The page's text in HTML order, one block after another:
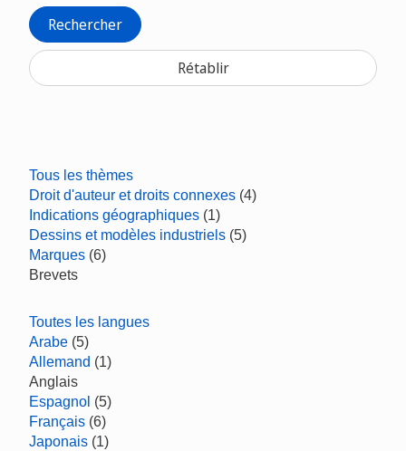
Rechercher
Rétablir
Tous les thèmes
Droit d'auteur et droits connexes (4)
Indications géographiques (1)
Dessins et modèles industriels (5)
Marques (6)
Brevets
Toutes les langues
Arabe (5)
Allemand (1)
Anglais
Espagnol (5)
Français (6)
Japonais (1)